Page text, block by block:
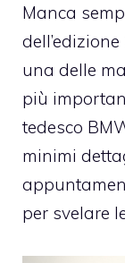
Manca
una delle
più
tedesco
minimi
per svelare